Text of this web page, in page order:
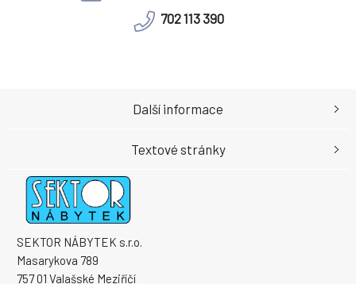
702 113 390
SEKTOR NÁBYTEK s.r.o.
Masarykova 789
757 01 Valašské Meziříčí
Další informace
Textové stránky